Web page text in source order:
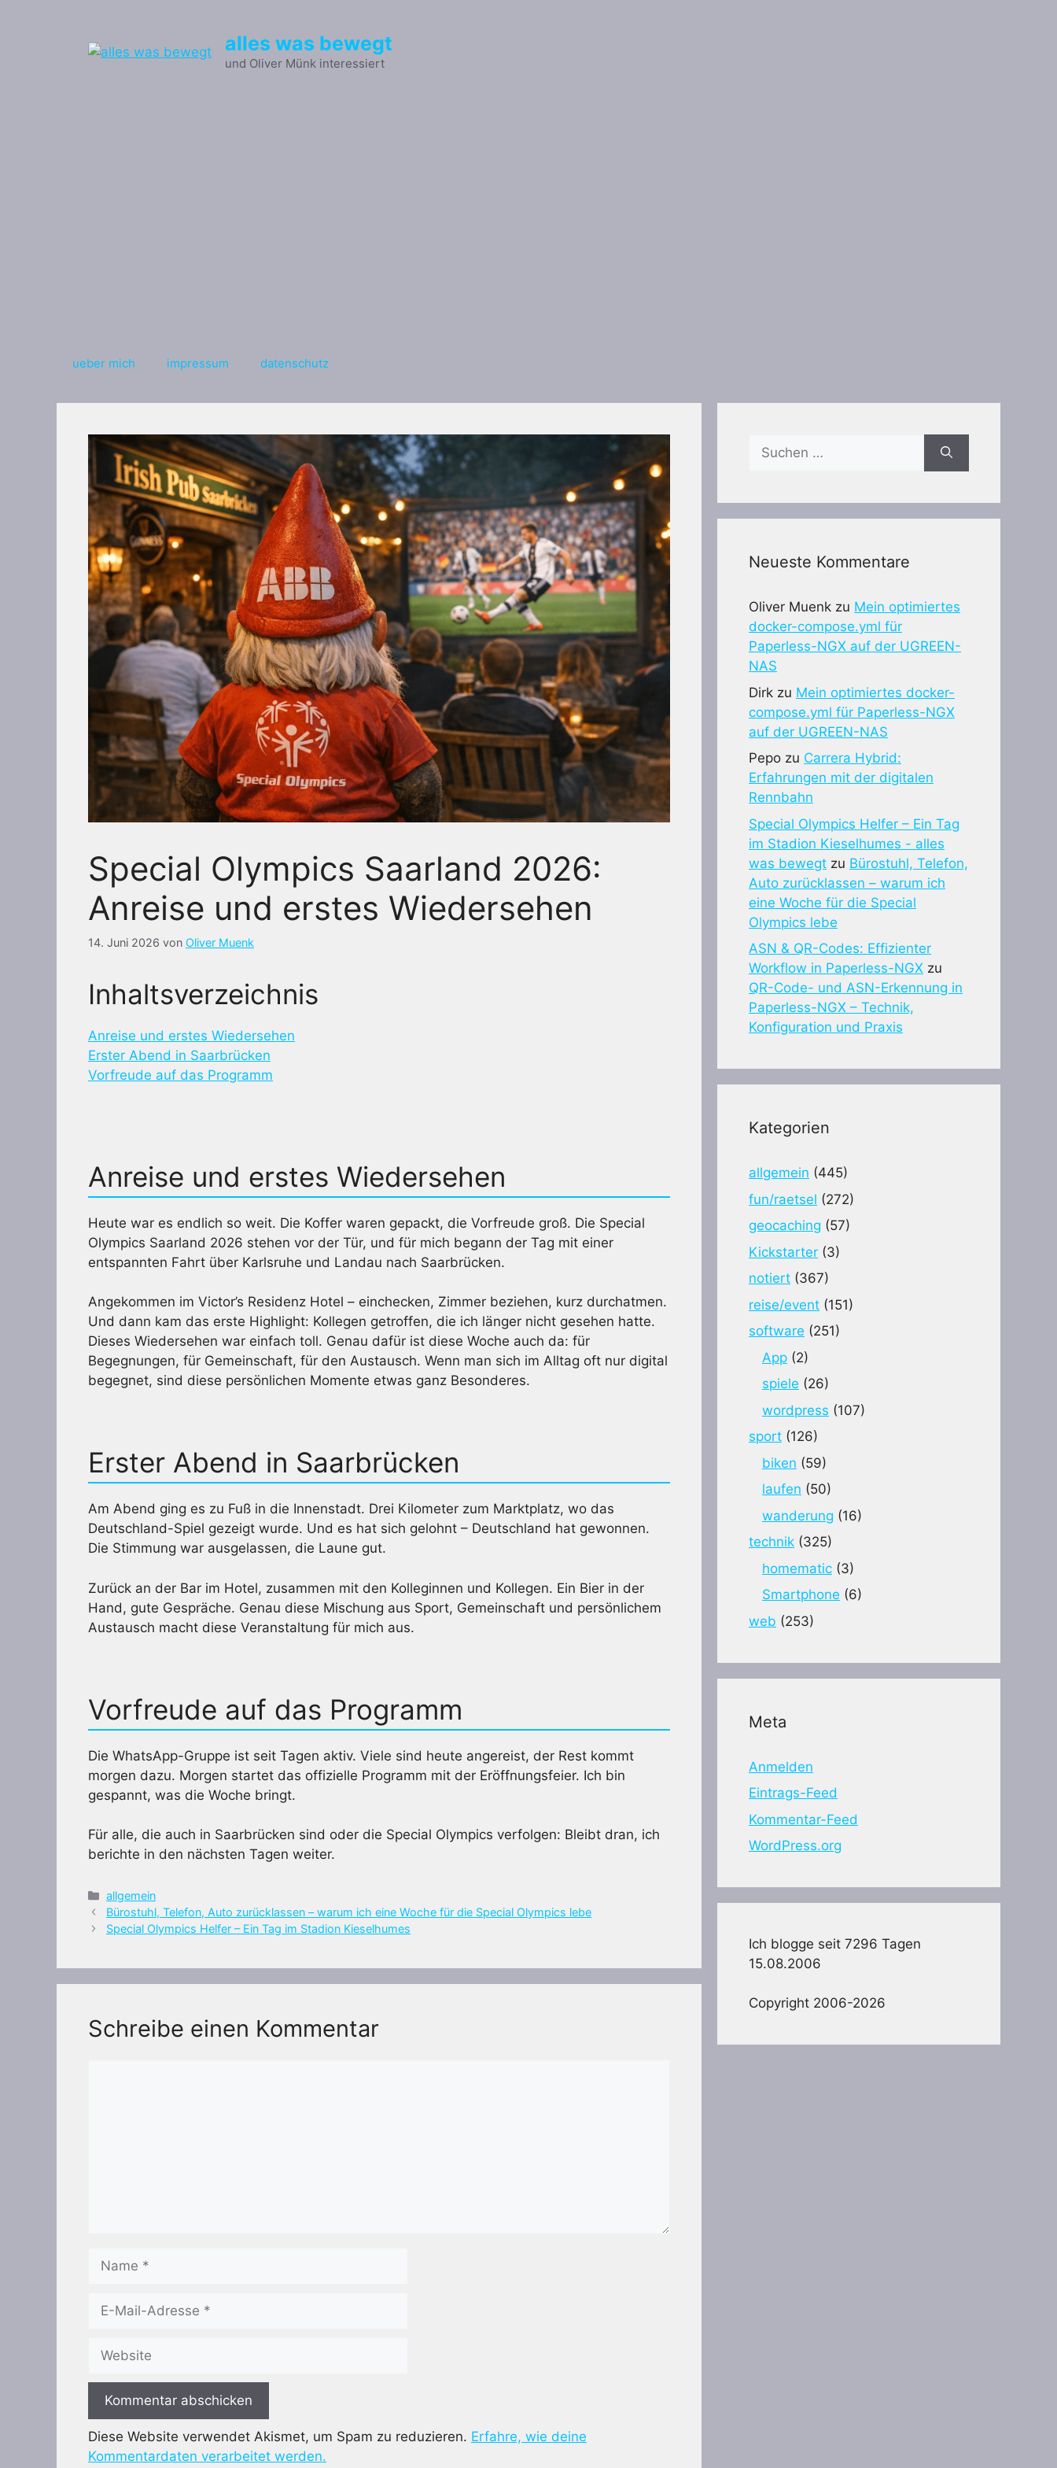
alles was bewegt
und Oliver Münk interessiert
ueber mich impressum datenschutz
Special Olympics Saarland 2026:
Anreise und erstes Wiedersehen
14. Juni 2026 von Oliver Muenk
Inhaltsverzeichnis
Anreise und erstes Wiedersehen
Erster Abend in Saarbrücken
Vorfreude auf das Programm
Anreise und erstes Wiedersehen
Heute war es endlich so weit. Die Koffer waren gepackt, die Vorfreude groß. Die Special
Olympics Saarland 2026 stehen vor der Tür, und für mich begann der Tag mit einer
entspannten Fahrt über Karlsruhe und Landau nach Saarbrücken.
Angekommen im Victor’s Residenz Hotel – einchecken, Zimmer beziehen, kurz durchatmen.
Und dann kam das erste Highlight: Kollegen getroffen, die ich länger nicht gesehen hatte.
Dieses Wiedersehen war einfach toll. Genau dafür ist diese Woche auch da: für
Begegnungen, für Gemeinschaft, für den Austausch. Wenn man sich im Alltag oft nur digital
begegnet, sind diese persönlichen Momente etwas ganz Besonderes.
Erster Abend in Saarbrücken
Am Abend ging es zu Fuß in die Innenstadt. Drei Kilometer zum Marktplatz, wo das
Deutschland-Spiel gezeigt wurde. Und es hat sich gelohnt – Deutschland hat gewonnen.
Die Stimmung war ausgelassen, die Laune gut.
Zurück an der Bar im Hotel, zusammen mit den Kolleginnen und Kollegen. Ein Bier in der
Hand, gute Gespräche. Genau diese Mischung aus Sport, Gemeinschaft und persönlichem
Austausch macht diese Veranstaltung für mich aus.
Vorfreude auf das Programm
Die WhatsApp-Gruppe ist seit Tagen aktiv. Viele sind heute angereist, der Rest kommt
morgen dazu. Morgen startet das offizielle Programm mit der Eröffnungsfeier. Ich bin
gespannt, was die Woche bringt.
Für alle, die auch in Saarbrücken sind oder die Special Olympics verfolgen: Bleibt dran, ich
berichte in den nächsten Tagen weiter.
Kategorien
allgemein
Bürostuhl, Telefon, Auto zurücklassen – warum ich eine Woche für die Special Olympics lebe
Special Olympics Helfer – Ein Tag im Stadion Kieselhumes
Schreibe einen Kommentar
Mail-
Diese Website verwendet Akismet, um Spam zu reduzieren. Erfahre, wie deine
Kommentardaten verarbeitet werden.
Suchen
nach:
Neueste Kommentare
Oliver Muenk zu Mein optimiertes
docker-compose.yml für
Paperless-NGX auf der UGREEN-
NAS
Dirk zu Mein optimiertes docker-
compose.yml für Paperless-NGX
auf der UGREEN-NAS
Pepo zu Carrera Hybrid:
Erfahrungen mit der digitalen
Rennbahn
Special Olympics Helfer – Ein Tag
im Stadion Kieselhumes - alles
was bewegt zu Bürostuhl, Telefon,
Auto zurücklassen – warum ich
eine Woche für die Special
Olympics lebe
ASN & QR-Codes: Effizienter
Workflow in Paperless-NGX zu
QR-Code- und ASN-Erkennung in
Paperless-NGX – Technik,
Konfiguration und Praxis
Kategorien
allgemein (445)
fun/raetsel (272)
geocaching (57)
Kickstarter (3)
notiert (367)
reise/event (151)
software (251)
App (2)
spiele (26)
wordpress (107)
sport (126)
biken (59)
laufen (50)
wanderung (16)
technik (325)
homematic (3)
Smartphone (6)
web (253)
Meta
Anmelden
Eintrags-Feed
Kommentar-Feed
WordPress.org
Ich blogge seit 7296 Tagen
15.08.2006
Copyright 2006-2026